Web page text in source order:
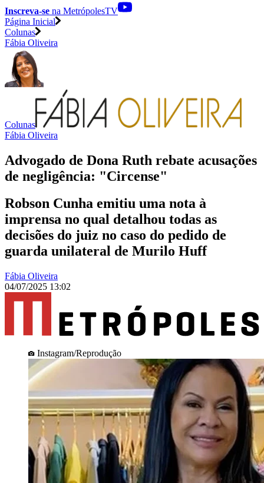
Inscreva-se na MetrópolesTV
Página Inicial
Colunas
Fábia Oliveira
Colunas
Fábia Oliveira
Advogado de Dona Ruth rebate acusações
de negligência: "Circense"
Robson Cunha emitiu uma nota à
imprensa no qual detalhou todas as
decisões do juiz no caso do pedido de
guarda unilateral de Murilo Huff
Fábia Oliveira
04/07/2025 13:02
Instagram/Reprodução